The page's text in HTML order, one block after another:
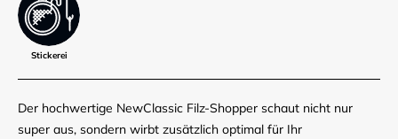
Stickerei
Der hochwertige NewClassic Filz-Shopper schaut nicht nur
super aus, sondern wirbt zusätzlich optimal für Ihr